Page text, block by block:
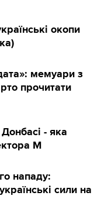
окопи
мемуари з
прочитати
- яка
М
нападу:
сили на